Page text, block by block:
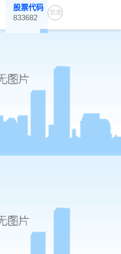
股票代码
833682
凯发